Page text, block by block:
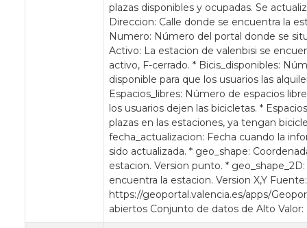
plazas disponibles y ocupadas. Se
Direccion: Calle donde se encuentra la
Numero: Número del portal donde se
Activo: La estacion de valenbisi se
activo, F-cerrado. * Bicis_disponibles:
disponible para que los usuarios las
Espacios_libres: Número de espacios
los usuarios dejen las bicicletas. *
plazas en las estaciones, ya tengan
fecha_actualizacion: Fecha cuando la
sido actualizada. * geo_shape:
estacion. Version punto. *
encuentra la estacion. Version X,Y
https://geoportal.valencia.es/apps/
abiertos Conjunto de datos de Alto